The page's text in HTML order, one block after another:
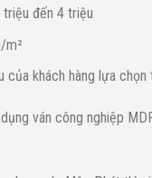
đến 4 triệu
m²
của khách hàng lựa
ván công nghiệp